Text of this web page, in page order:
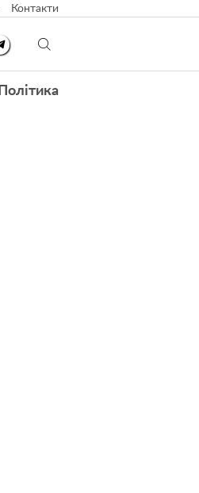
Контакти
Політика